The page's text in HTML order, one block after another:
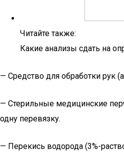
Читайте также:
Какие анализы сдать на
— Средство для обработки рук
— Стерильные медицинские
одну перевязку.
— Перекись водорода (3%-